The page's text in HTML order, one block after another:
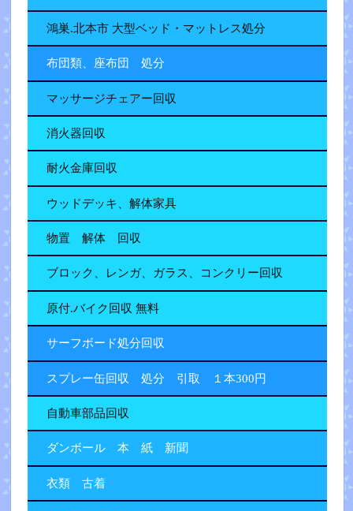
鴻巣.北本市 大型ベッド・マットレス処分
布団類、座布団 処分
マッサージチェアー回収
消火器回収
耐火金庫回収
ウッドデッキ、解体家具
物置 解体 回収
ブロック、レンガ、ガラス、コンクリー回収
原付.バイク回収 無料
サーフボード処分回収
スプレー缶回収 処分 引取 １本300円
自動車部品回収
ダンボール 本 紙 新聞
衣類 古着